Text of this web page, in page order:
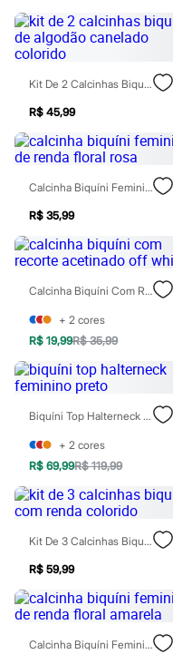
Biquínis
Maiôs
Saídas de praia
Plus size
Blusas e Camisetas
Calças
Casacos e Jaquetas
Jeans
Moda esportiva
Shorts e Saias
Masculino
Em alta
Dia dos Pais
Inverno
Novidades
Roupas
Bermudas
Camisas
Calças
Camisetas e Regatas
Casacos e Jaquetas
Jeans
Polos
Bolsas e Mochilas
Chapéus e Bonés
Carteiras
Óculos
Calçados
Botas
Chinelos
Sapatos
Sandálias e Papetes
Tênis
Moda esportiva
Kit De 2 Calcinhas Biquíni De Algodão Canelado Colorido
R$ 45,99
Calcinha Biquíni Feminina De Renda Floral Rosa
R$ 35,99
Calcinha Biquíni Com Recorte Acetinado Off White
+ 2 cores
R$ 19,99R$ 35,99
Biquíni Top Halterneck Feminino Preto
+ 2 cores
R$ 69,99R$ 119,99
Kit De 3 Calcinhas Biquíni Com Renda Colorido
R$ 59,99
Calcinha Biquíni Feminina De Renda Floral Amarela